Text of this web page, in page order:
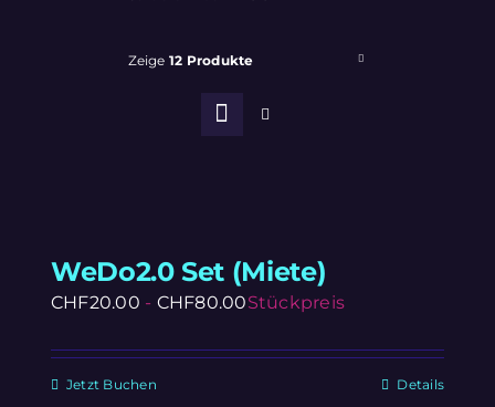
Zeige 12 Produkte
WeDo2.0 Set (Miete)
CHF20.00 - CHF80.00Stückpreis
Jetzt Buchen Details